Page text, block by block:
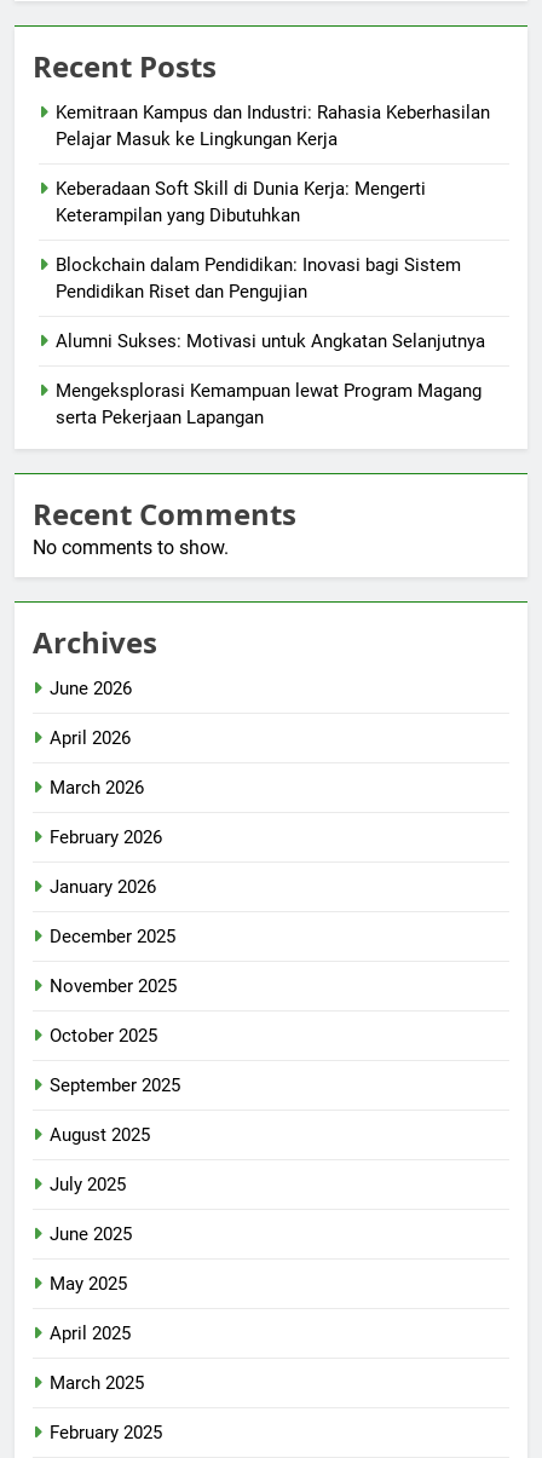
Recent Posts
Kemitraan Kampus dan Industri: Rahasia Keberhasilan
Pelajar Masuk ke Lingkungan Kerja
Keberadaan Soft Skill di Dunia Kerja: Mengerti
Keterampilan yang Dibutuhkan
Blockchain dalam Pendidikan: Inovasi bagi Sistem
Pendidikan Riset dan Pengujian
Alumni Sukses: Motivasi untuk Angkatan Selanjutnya
Mengeksplorasi Kemampuan lewat Program Magang
serta Pekerjaan Lapangan
Recent Comments
No comments to show.
Archives
June 2026
April 2026
March 2026
February 2026
January 2026
December 2025
November 2025
October 2025
September 2025
August 2025
July 2025
June 2025
May 2025
April 2025
March 2025
February 2025